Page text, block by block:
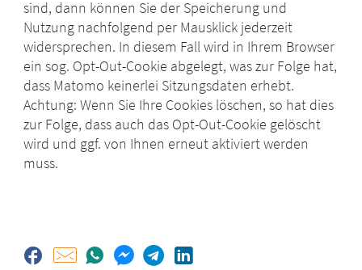
sind, dann können Sie der Speicherung und
Nutzung nachfolgend per Mausklick jederzeit
widersprechen. In diesem Fall wird in Ihrem Browser
ein sog. Opt-Out-Cookie abgelegt, was zur Folge hat,
dass Matomo keinerlei Sitzungsdaten erhebt.
Achtung: Wenn Sie Ihre Cookies löschen, so hat dies
zur Folge, dass auch das Opt-Out-Cookie gelöscht
wird und ggf. von Ihnen erneut aktiviert werden
muss.